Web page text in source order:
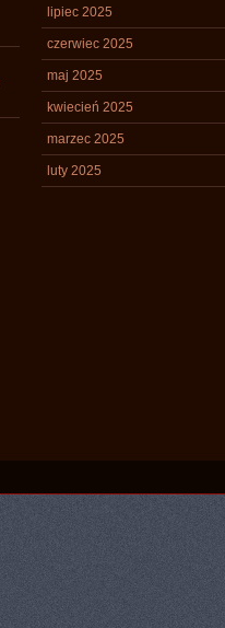
lipiec 2025
czerwiec 2025
maj 2025
kwiecień 2025
marzec 2025
luty 2025